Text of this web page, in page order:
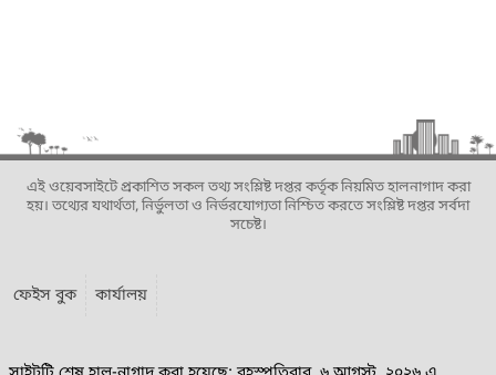
এই ওয়েবসাইটে প্রকাশিত সকল তথ্য সংশ্লিষ্ট দপ্তর কর্তৃক নিয়মিত হালনাগাদ করা
হয়। তথ্যের যথার্থতা, নির্ভুলতা ও নির্ভরযোগ্যতা নিশ্চিত করতে সংশ্লিষ্ট দপ্তর সর্বদা
সচেষ্ট।
ফেইস বুক কার্যালয়